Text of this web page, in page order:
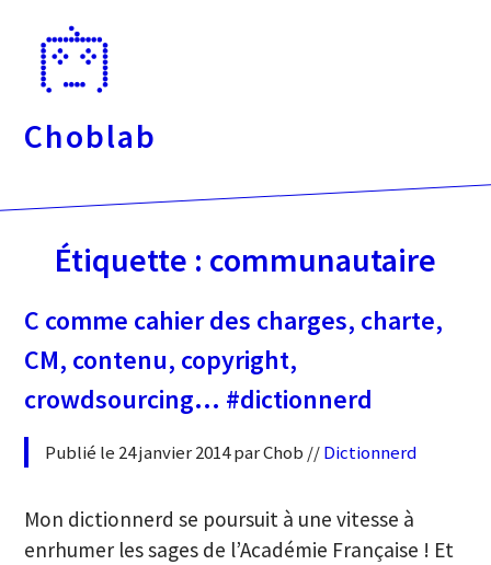
directement
Choblab
Étiquette : communautaire
C comme cahier des charges, charte,
CM, contenu, copyright,
crowdsourcing… #dictionnerd
Publié le 24 janvier 2014 par Chob //Dictionnerd
Mon dictionnerd se poursuit à une vitesse à
enrhumer les sages de l’Académie Française ! Et